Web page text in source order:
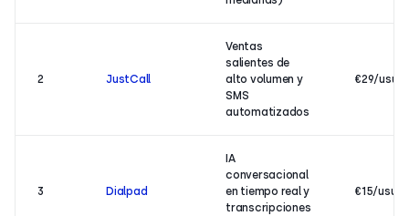
2 JustCall
Ventas
salientes de
alto volumen y
SMS
automatizados
€29/
3 Dialpad
IA
conversacional
en tiempo real y
transcripciones
€15/